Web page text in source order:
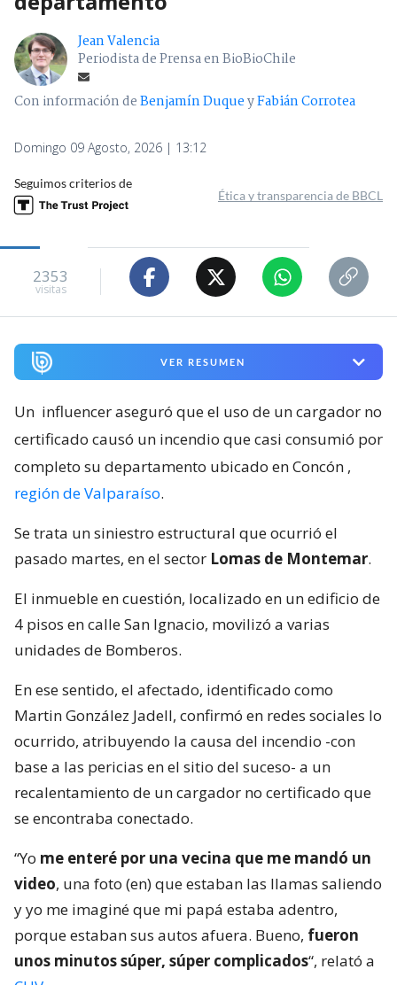
Jean Valencia
Periodista de Prensa en BioBioChile
Con información deBenjamín DuqueyFabián Corrotea
Domingo 09 Agosto, 2026 | 13:12
Seguimos criterios de
Ética y transparencia de BBCL
2353
visitas
VER RESUMEN
Un influencer aseguró que el uso de un cargador no
certificado causó un incendio que casi consumió por
completo su departamento ubicado en Concón ,
región de Valparaíso.
Se trata un siniestro estructural que ocurrió el
pasado martes, en el sector Lomas de Montemar.
El inmueble en cuestión, localizado en un edificio de
4 pisos en calle San Ignacio, movilizó a varias
unidades de Bomberos.
En ese sentido, el afectado, identificado como
Martin González Jadell, confirmó en redes sociales lo
ocurrido, atribuyendo la causa del incendio -con
base a las pericias en el sitio del suceso- a un
recalentamiento de un cargador no certificado que
se encontraba conectado.
“Yo me enteré por una vecina que me mandó un
video, una foto (en) que estaban las llamas saliendo
y yo me imaginé que mi papá estaba adentro,
porque estaban sus autos afuera. Bueno, fueron
unos minutos súper, súper complicados“, relató a